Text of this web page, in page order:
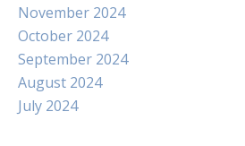
November 2024
October 2024
September 2024
August 2024
July 2024